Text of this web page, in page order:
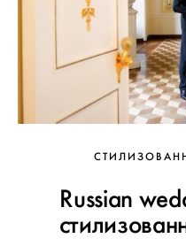
Russian